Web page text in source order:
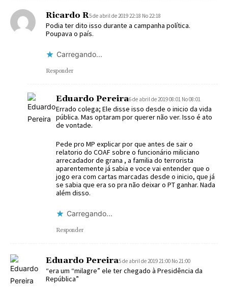
Ricardo R5 de abril de 2019 22:18 No 22:18
Podia ter dito isso durante a campanha política.
Poupava o país.
Carregando...
Responder
Eduardo Pereira6 de abril de 2019 08:01 No 08:01
Errado colega; Ele disse isso desde o inicio da vida
pública. Mas optaram por querer não ver. Isso é ato
de vontade.
Pede pro MP explicar por que antes de sair o
relatorio do COAF sobre o funcionário miliciano
arrecadador de grana , a familia do terrorista
aparentemente já sabia e voce vai entender que o
jogo era com cartas marcadas desde o inicio, que já
se sabia que era so pra não deixar o PT ganhar. Nada
além disso.
Carregando...
Responder
Eduardo Pereira5 de abril de 2019 21:00 No 21:00
“era um “milagre” ele ter chegado à Presidência da
República”